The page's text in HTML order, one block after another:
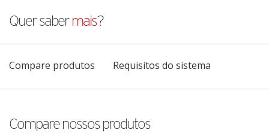
Quer sabermais?
Compare produtos Requisitos do sistema
Compare nossos produtos